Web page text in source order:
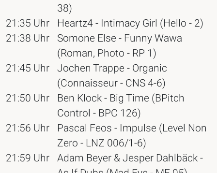
38)
21:35 Uhr Heartz4 - Intimacy Girl (Hello - 2)
21:38 Uhr Somone Else - Funny Wawa
(Roman, Photo - RP 1)
21:45 Uhr Jochen Trappe - Organic
(Connaisseur - CNS 4-6)
21:50 Uhr Ben Klock - Big Time (BPitch
Control - BPC 126)
21:56 Uhr Pascal Feos - Impulse (Level Non
Zero - LNZ 006/1-6)
21:59 Uhr Adam Beyer & Jesper Dahlbäck -